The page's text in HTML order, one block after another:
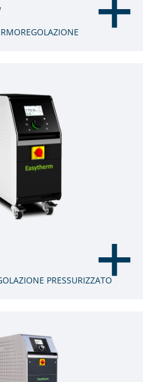
PRESSURIZZATO